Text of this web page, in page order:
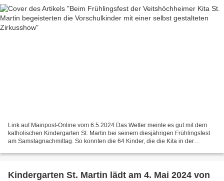
Link auf Mainpost-Online vom 6.5.2024 Das Wetter meinte es gut mit dem
katholischen Kindergarten St. Martin bei seinem diesjährigen Frühlingsfest
am Samstagnachmittag. So konnten die 64 Kinder, die die Kita in der
Kindergarten St. Martin lädt am 4. Mai 2024 von